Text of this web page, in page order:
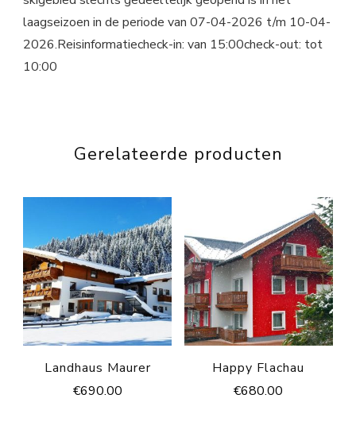
laagseizoen in de periode van 07-04-2026 t/m 10-04-
2026.Reisinformatiecheck-in: van 15:00check-out: tot
10:00
Gerelateerde producten
Landhaus Maurer
€690.00
Happy Flachau
€680.00